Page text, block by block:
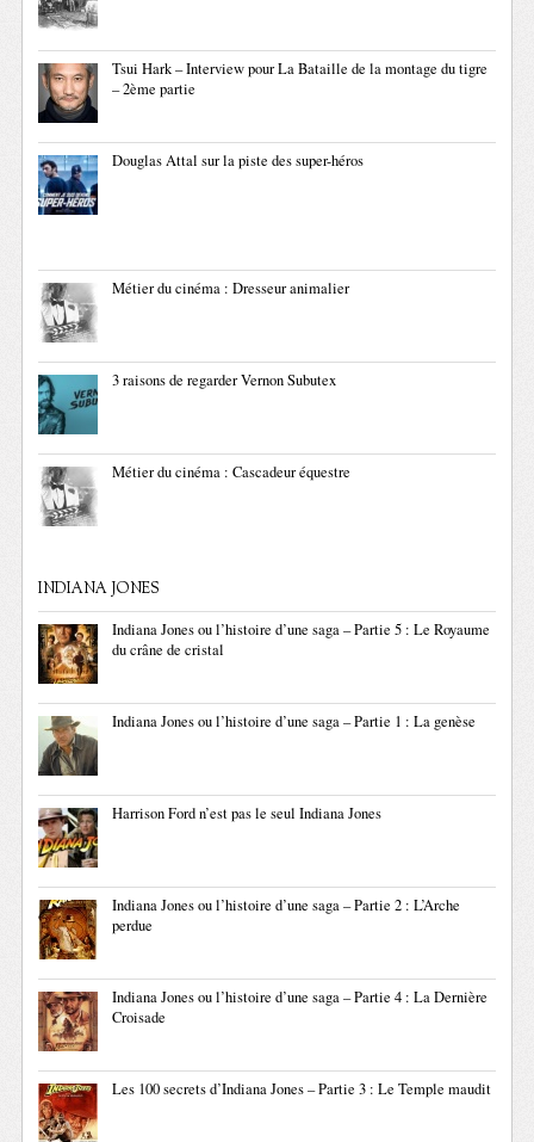
Tsui Hark – Interview pour La Bataille de la montage du tigre
– 2ème partie
Douglas Attal sur la piste des super-héros
Métier du cinéma : Dresseur animalier
3 raisons de regarder Vernon Subutex
Métier du cinéma : Cascadeur équestre
INDIANA JONES
Indiana Jones ou l’histoire d’une saga – Partie 5 : Le Royaume
du crâne de cristal
Indiana Jones ou l’histoire d’une saga – Partie 1 : La genèse
Harrison Ford n’est pas le seul Indiana Jones
Indiana Jones ou l’histoire d’une saga – Partie 2 : L’Arche
perdue
Indiana Jones ou l’histoire d’une saga – Partie 4 : La Dernière
Croisade
Les 100 secrets d’Indiana Jones – Partie 3 : Le Temple maudit